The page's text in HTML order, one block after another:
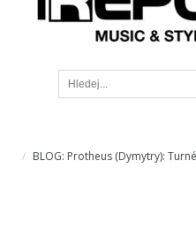
BLOG: Protheus (Dymytry):